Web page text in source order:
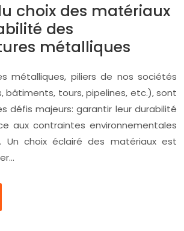
choix des matériaux
des
métalliques
métalliques, piliers de nos sociétés
bâtiments, tours, pipelines, etc.), sont
défis majeurs: garantir leur durabilité
aux contraintes environnementales
Un choix éclairé des matériaux est